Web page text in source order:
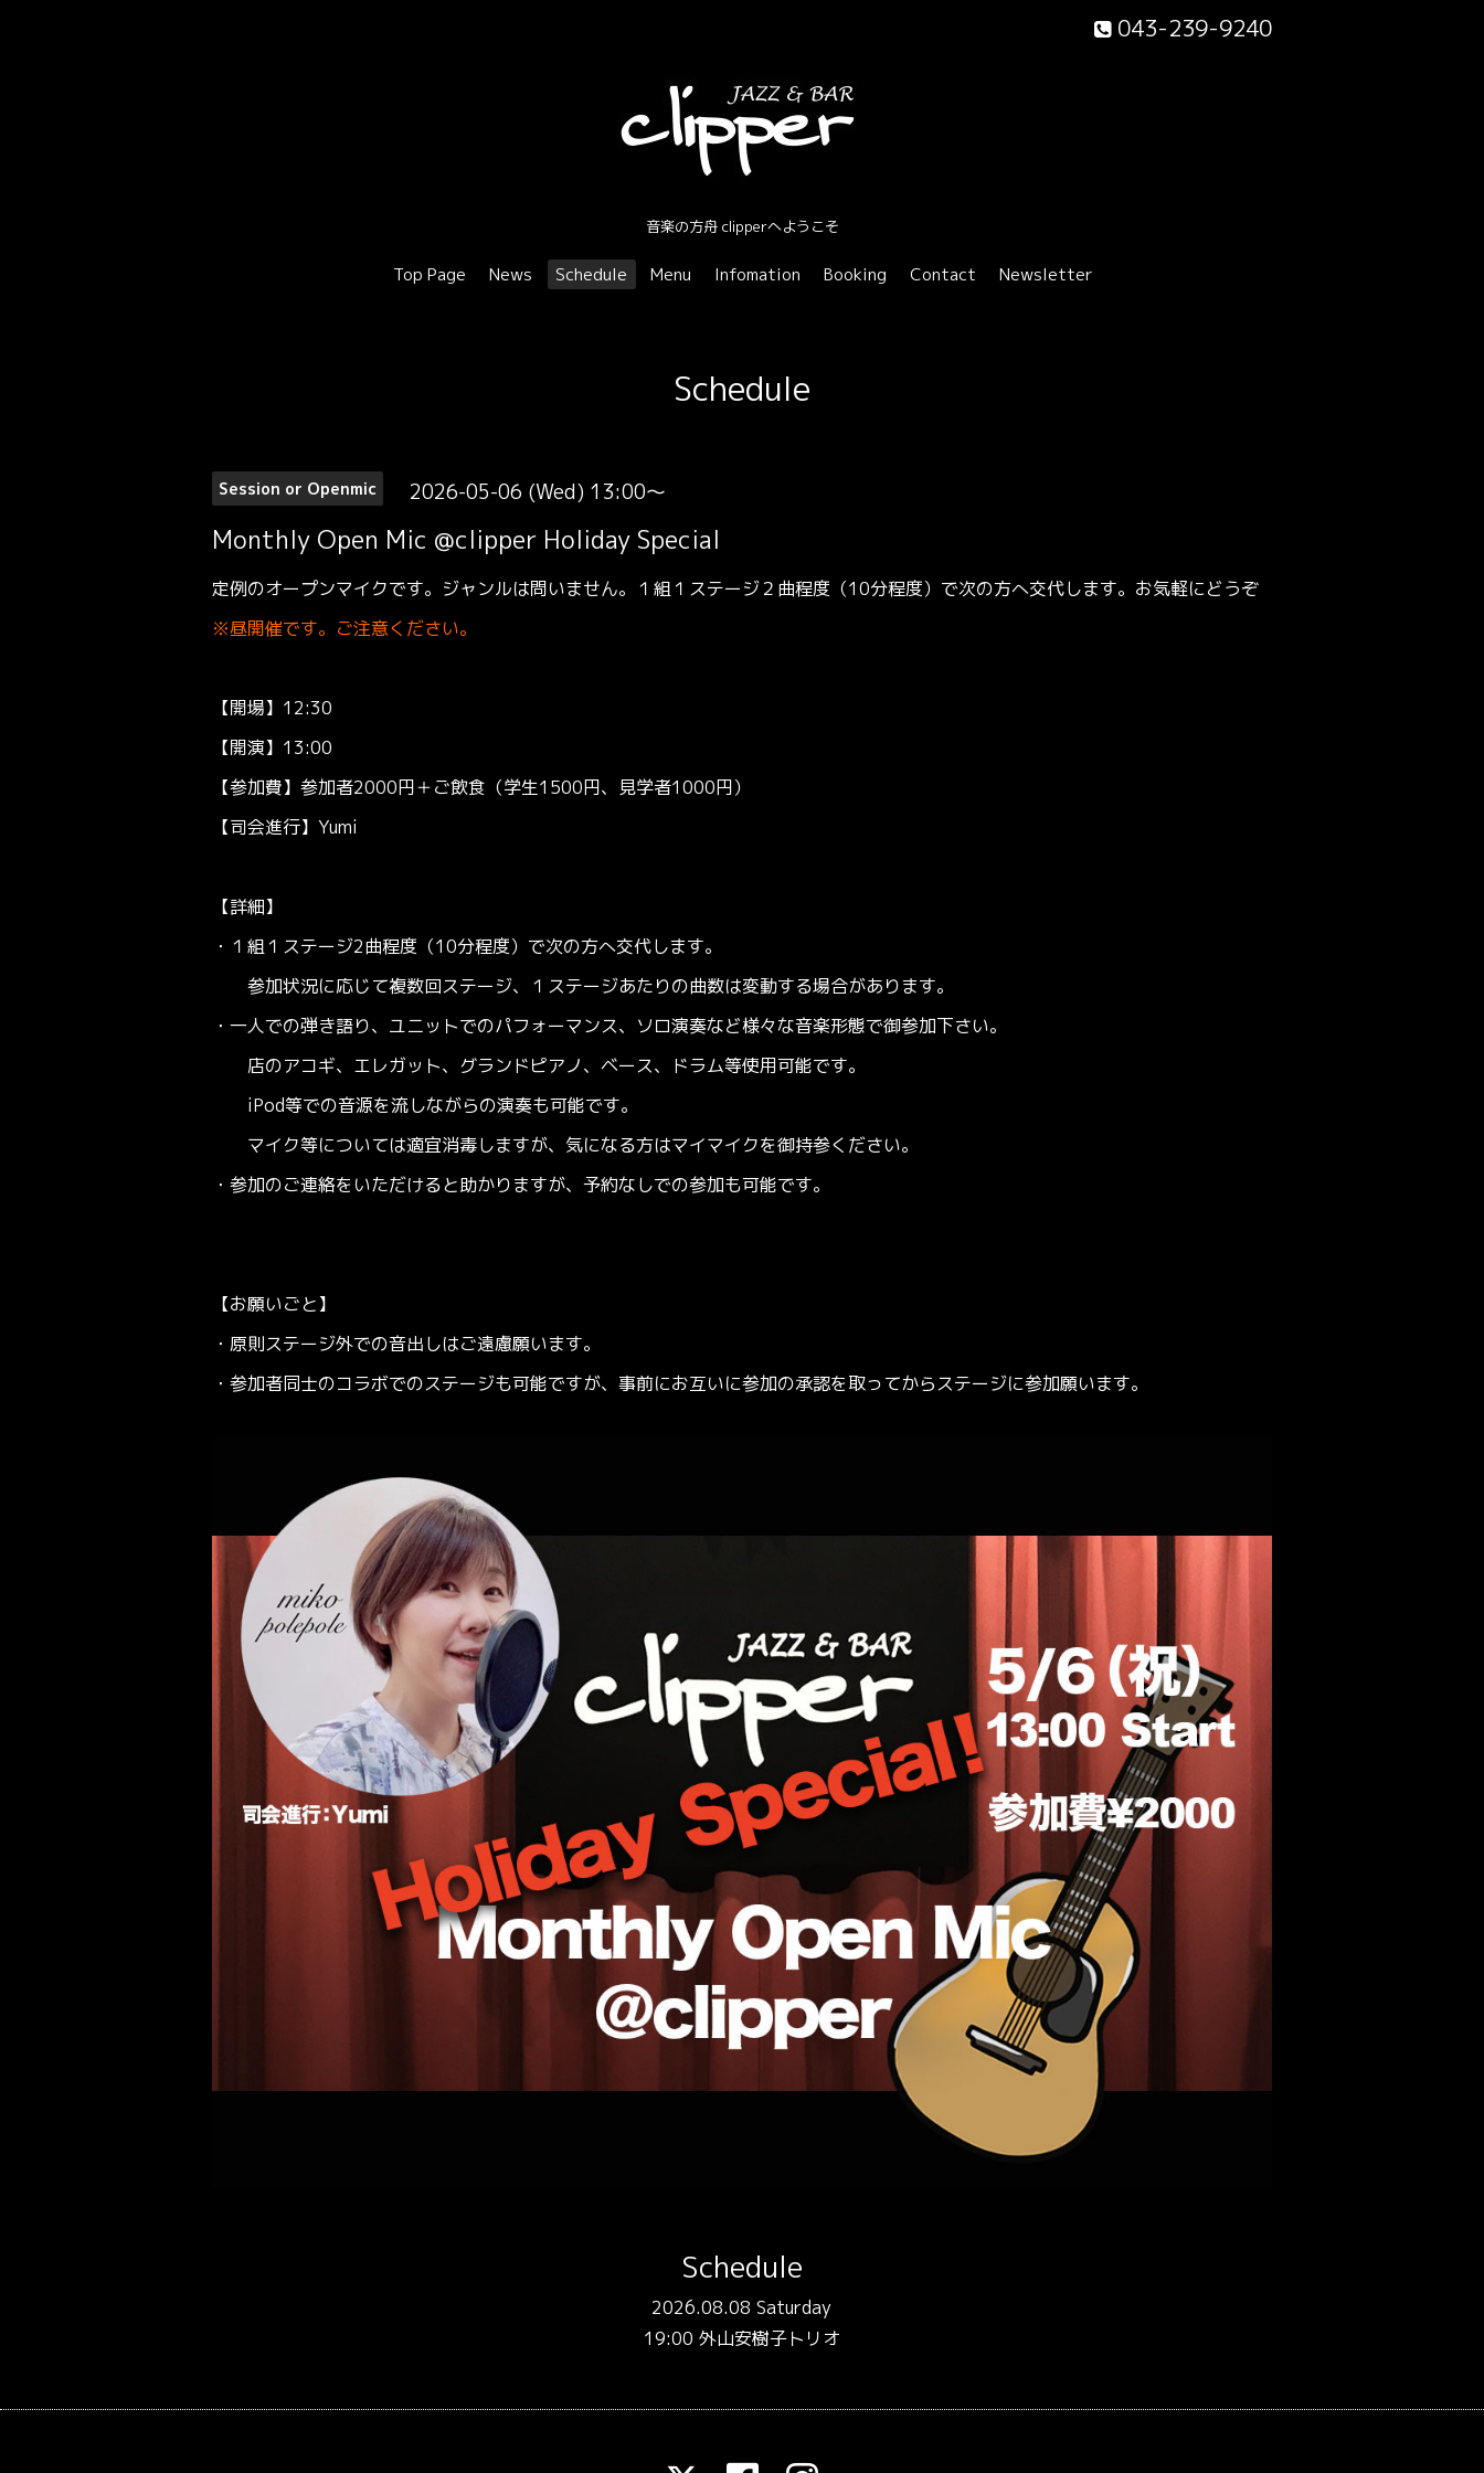
043-239-9240
音楽の方舟 clipperへようこそ
Top Page News Schedule Menu Infomation Booking Contact Newsletter
Schedule
Session or Openmic 2026-05-06 (Wed) 13:00～
Monthly Open Mic @clipper Holiday Special
定例のオープンマイクです。ジャンルは問いません。１組１ステージ２曲程度（10分程度）で次の方へ交代します。お気軽にどうぞ
※昼開催です。ご注意ください。
【開場】12:30
【開演】13:00
【参加費】参加者2000円＋ご飲食（学生1500円、見学者1000円）
【司会進行】Yumi
【詳細】
・１組１ステージ2曲程度（10分程度）で次の方へ交代します。
参加状況に応じて複数回ステージ、１ステージあたりの曲数は変動する場合があります。
・一人での弾き語り、ユニットでのパフォーマンス、ソロ演奏など様々な音楽形態で御参加下さい。
店のアコギ、エレガット、グランドピアノ、ベース、ドラム等使用可能です。
iPod等での音源を流しながらの演奏も可能です。
マイク等については適宜消毒しますが、気になる方はマイマイクを御持参ください。
・参加のご連絡をいただけると助かりますが、予約なしでの参加も可能です。
【お願いごと】
・原則ステージ外での音出しはご遠慮願います。
・参加者同士のコラボでのステージも可能ですが、事前にお互いに参加の承認を取ってからステージに参加願います。
Schedule
2026.08.08 Saturday
19:00 外山安樹子トリオ